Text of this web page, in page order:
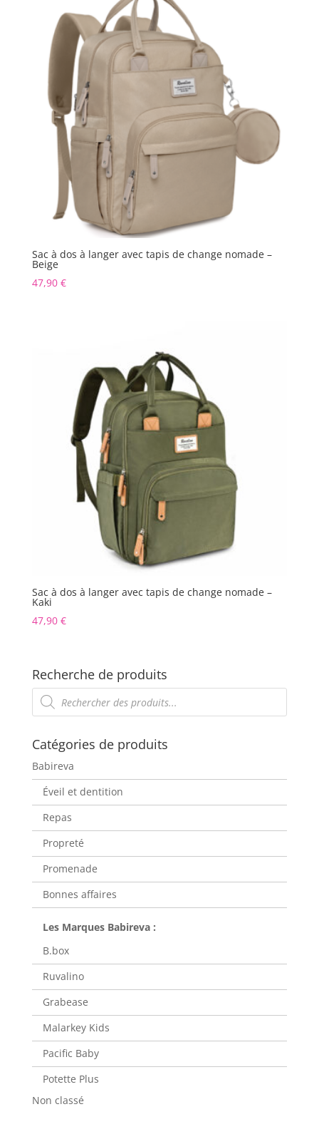
Sac à dos à langer avec tapis de change nomade –
Beige
47,90 €
Sac à dos à langer avec tapis de change nomade –
Kaki
47,90 €
Recherche de produits
Recherche
de
produits
Catégories de produits
Babireva
Éveil et dentition
Repas
Propreté
Promenade
Bonnes affaires
B.box
Ruvalino
Grabease
Malarkey Kids
Pacific Baby
Potette Plus
Non classé